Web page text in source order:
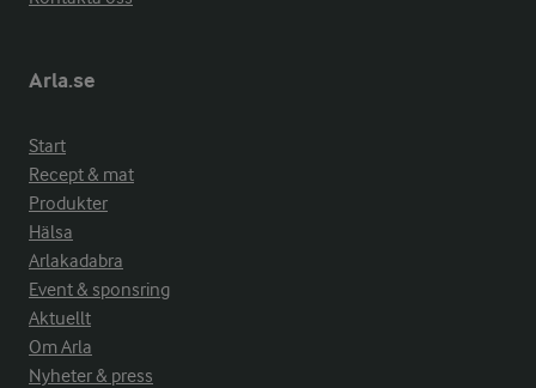
Arla.se
Start
Recept & mat
Produkter
Hälsa
Arlakadabra
Event & sponsring
Aktuellt
Om Arla
Nyheter & press